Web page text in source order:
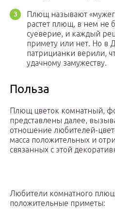
Плющ называют
растет плющ, в нем не
суеверие, и каждый
примету или нет. Но
патрицианки верили,
удачному замужеству.
Польза
Плющ цветок комнатный,
представлены далее,
отношение любителей-
масса положительных и
связанных с этой
Любители комнатного
положительные приметы: